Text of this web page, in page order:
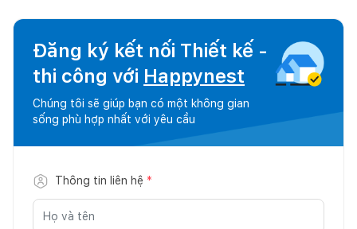
Đăng ký kết nối Thiết kế -
thi công với Happynest
Chúng tôi sẽ giúp bạn có một không gian
sống phù hợp nhất với yêu cầu
Thông tin liên hệ *